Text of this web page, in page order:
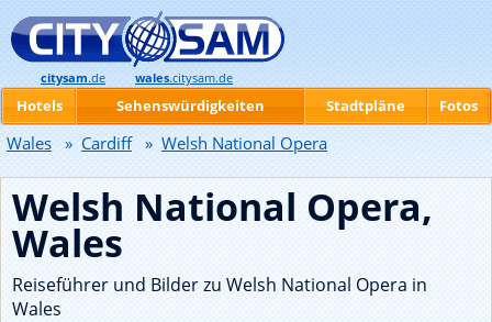
Welsh National Opera,
Wales
Reiseführer und Bilder zu Welsh National Opera in
Wales
citysam.de wales.citysam.de
Hotels Sehenswürdigkeiten Stadtpläne Fotos
Wales » Cardiff » Welsh National Opera